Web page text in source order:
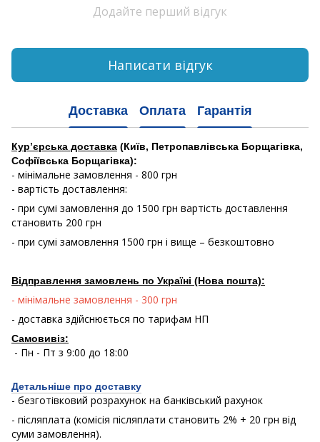
Додайте перший відгук
Написати відгук
Доставка Оплата Гарантія
Кур’єрська доставка (Київ, Петропавлівська Борщагівка,
Софіївська Борщагівка):
- мінімальне замовлення - 800 грн
- вартість доставлення:
- при сумі замовлення до 1500 грн вартість доставлення
становить 200 грн
- при сумі замовлення 1500 грн і вище – безкоштовно
Відправлення замовлень по Україні (Нова пошта):
- мінімальне замовлення - 300 грн
- доставка здійснюється по тарифам НП
Самовивіз:
- Пн - Пт з 9:00 до 18:00
Детальніше про доставку
- безготівковий розрахунок на банківський рахунок
- післяплата (комісія післяплати становить 2% + 20 грн від
суми замовлення).